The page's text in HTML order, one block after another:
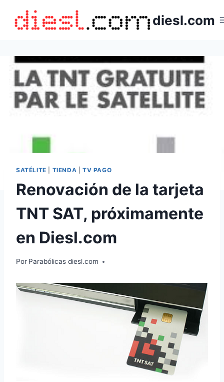
contenido
diesl.com
SATÉLITE TIENDA TV PAGO
Renovación de la tarjeta
TNT SAT, próximamente
en Diesl.com
Por Parabólicas diesl.com